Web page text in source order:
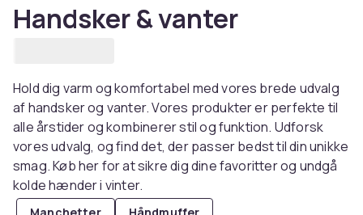
Handsker & vanter
Hold dig varm og komfortabel med vores brede udvalg
af handsker og vanter. Vores produkter er perfekte til
alle årstider og kombinerer stil og funktion. Udforsk
vores udvalg, og find det, der passer bedst til din unikke
smag. Køb her for at sikre dig dine favoritter og undgå
kolde hænder i vinter.